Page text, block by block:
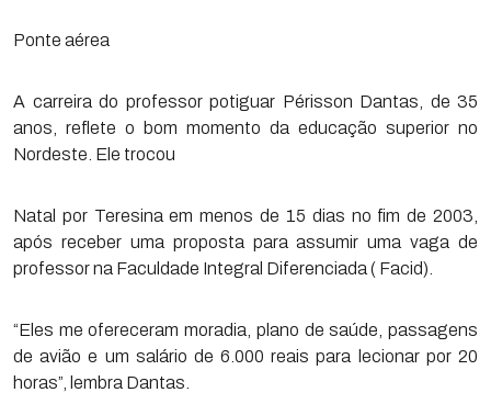
Ponte aérea
A carreira do professor potiguar Périsson Dantas, de 35
anos, reflete o bom momento da educação superior no
Nordeste. Ele trocou
Natal por Teresina em menos de 15 dias no fim de 2003,
após receber uma proposta para assumir uma vaga de
professor na Faculdade Integral Diferenciada ( Facid).
“Eles me ofereceram moradia, plano de saúde, passagens
de avião e um salário de 6.000 reais para lecionar por 20
horas”, lembra Dantas.